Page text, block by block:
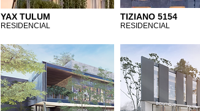
YAX TULUM
RESIDENCIAL
TIZIANO 5154
RESIDENCIAL